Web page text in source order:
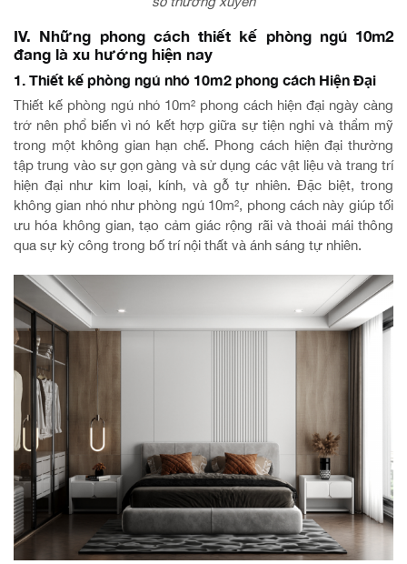
IV. Những phong cách thiết kế phòng ngủ 10m2
đang là xu hướng hiện nay
1. Thiết kế phòng ngủ nhỏ 10m2 phong cách Hiện Đại
Thiết kế phòng ngủ nhỏ 10m² phong cách hiện đại ngày càng
trở nên phổ biến vì nó kết hợp giữa sự tiện nghi và thẩm mỹ
trong một không gian hạn chế. Phong cách hiện đại thường
tập trung vào sự gọn gàng và sử dụng các vật liệu và trang trí
hiện đại như kim loại, kính, và gỗ tự nhiên. Đặc biệt, trong
không gian nhỏ như phòng ngủ 10m², phong cách này giúp tối
ưu hóa không gian, tạo cảm giác rộng rãi và thoải mái thông
qua sự kỳ công trong bố trí nội thất và ánh sáng tự nhiên.